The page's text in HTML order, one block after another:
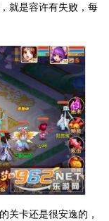
就是容许有失败，每
关卡还是很安逸的，